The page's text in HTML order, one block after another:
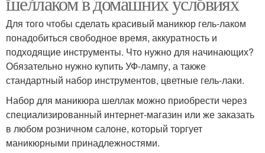
Для того чтобы сделать красивый маникюр гель-лаком
понадобиться свободное время, аккуратность и
подходящие инструменты. Что нужно для начинающих?
Обязательно нужно купить УФ-лампу, а также
стандартный набор инструментов, цветные гель-лаки.
Набор для маникюра шеллак можно приобрести через
специализированный интернет-магазин или же заказать
в любом розничном салоне, который торгует
маникюрными принадлежностями.